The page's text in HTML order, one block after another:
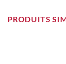
PRODUITS